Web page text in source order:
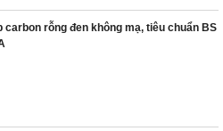
carbon rỗng đen không mạ, tiêu chuẩn BS